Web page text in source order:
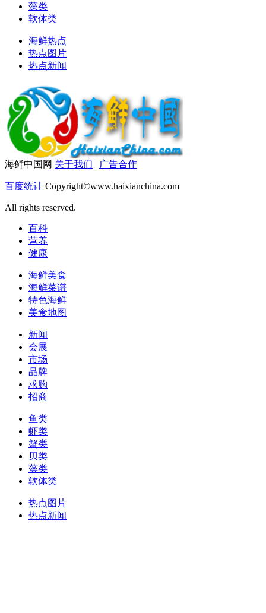
藻类
软体类
海鲜热点
热点图片
热点新闻
海鲜中国网 关于我们 | 广告合作
百度统计 Copyright©www.haixianchina.com
All rights reserved.
百科
营养
健康
海鲜美食
海鲜菜谱
特色海鲜
美食地图
新闻
会展
市场
品牌
求购
招商
鱼类
虾类
蟹类
贝类
藻类
软体类
热点图片
热点新闻